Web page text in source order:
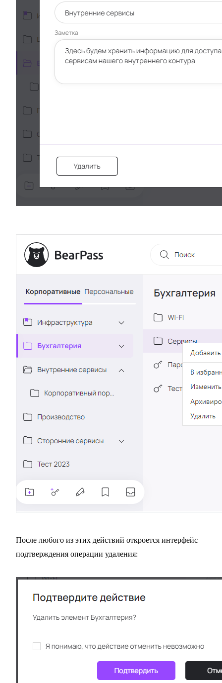
После любого из этих действий откроется интерфейс
подтверждения операции удаления: